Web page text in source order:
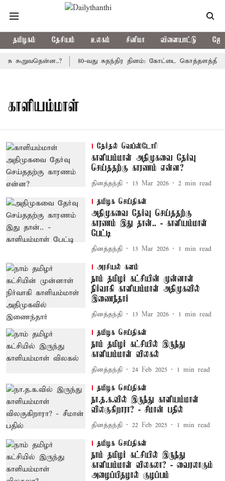
தமிழகம் தேசியம் உலகம் சினிமா விளையாட்டு
கூறுவதென்ன..? 80-வது சுதந்திர தினம்: கோட்டை
காளியம்மாள்
தேர்தல் வெப்ஸ்டோரி
காளியம்மாள் அதிமுகவை தேர்வு
செய்ததற்கு காரணம் என்ன?
தினத்தந்தி 13 Mar 2026 2 min read
தமிழக செய்திகள்
அதிமுகவை தேர்வு செய்ததற்கு
காரணம் இது தான்.. - காளியம்மாள்
பேட்டி
தினத்தந்தி 13 Mar 2026 1 min read
அரசியல் களம்
நாம் தமிழர் கட்சியின் முன்னாள்
நிர்வாகி காளியம்மாள் அதிமுகவில்
இணைந்தார்
தினத்தந்தி 13 Mar 2026 1 min read
தமிழக செய்திகள்
நாம் தமிழர் கட்சியில் இருந்து
காளியம்மாள் விலகல்
தினத்தந்தி 24 Feb 2025 1 min read
தமிழக செய்திகள்
நா.த.க.வில் இருந்து காளியம்மாள்
விலகுகிறாரா? - சீமான் பதில்
தினத்தந்தி 22 Feb 2025 1 min read
தமிழக செய்திகள்
நாம் தமிழர் கட்சியில் இருந்து
காளியம்மாள் விலகலா? - வைரலாகும்
அழைப்பிதழால் குழப்பம்